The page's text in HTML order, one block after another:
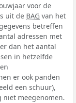
voor de
uit de BAG van het
betreffen
adressen met
dan het aantal
in hetzelfde
er ook panden
een schuur),
meegenomen.